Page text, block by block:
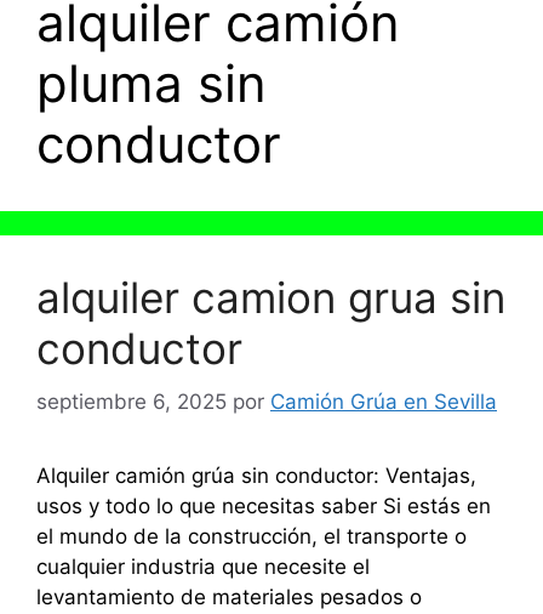
alquiler camión
pluma sin
conductor
alquiler camion grua sin
conductor
septiembre 6, 2025 por Camión Grúa en Sevilla
Alquiler camión grúa sin conductor: Ventajas,
usos y todo lo que necesitas saber Si estás en
el mundo de la construcción, el transporte o
cualquier industria que necesite el
levantamiento de materiales pesados o